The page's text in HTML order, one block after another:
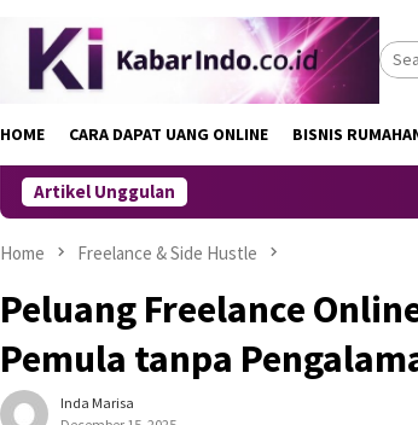
HOME CARA DAPAT UANG ONLINE BISNIS
Artikel Unggulan
Home Freelance & Side Hustle
Peluang Freelance
Pemula tanpa
Inda Marisa